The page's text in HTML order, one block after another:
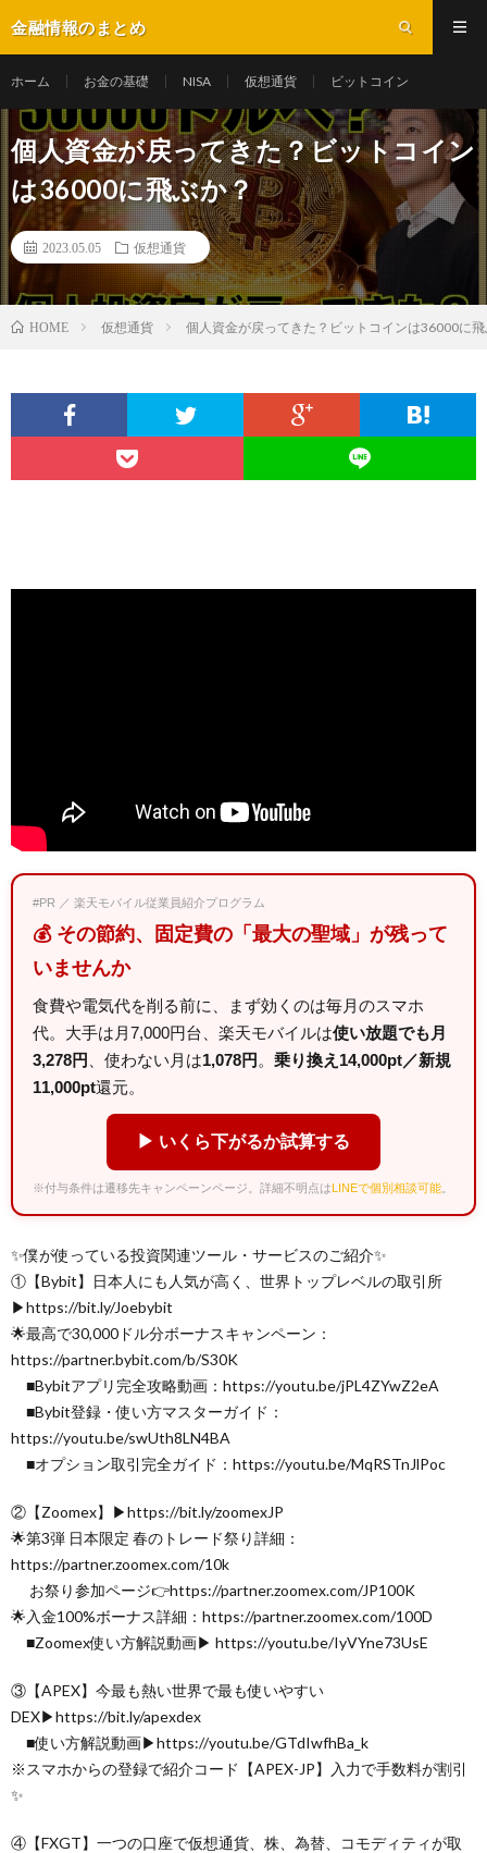
金融情報のまとめ
ホーム お金の基礎 NISA 仮想通貨 ビットコイン
個人資金が戻ってきた？ビットコイン
は36000に飛ぶか？
2023.05.05 仮想通貨
HOME 仮想通貨 個人資金が戻ってきた？ビットコインは36000に
#PR ／ 楽天モバイル従業員紹介プログラム
💰 その節約、固定費の「最大の聖域」が残って
いませんか
食費や電気代を削る前に、まず効くのは毎月のスマホ
代。大手は月7,000円台、楽天モバイルは使い放題でも月
3,278円
、使わない月は1,078円 。 乗り換え14,000pt／新規
11,000pt還元。
▶ いくら下がるか試算する
※付与条件は遷移先キャンペーンページ。詳細不明点はLINEで個別相談可能
✨僕が使っている投資関連ツール・サービスのご紹介✨
①【Bybit】日本人にも人気が高く、世界トップレベルの取引所
▶︎https://bit.ly/Joebybit
🌟最高で30,000ドル分ボーナスキャンペーン：
https://partner.bybit.com/b/S30K
■Bybitアプリ完全攻略動画：https://youtu.be/jPL4ZYwZ2eA
■Bybit登録・使い方マスターガイド：
https://youtu.be/swUth8LN4BA
■オプション取引完全ガイド：https://youtu.be/MqRSTnJlPoc
②【Zoomex】▶︎https://bit.ly/zoomexJP
🌟第3弾 日本限定 春のトレード祭り詳細：
https://partner.zoomex.com/10k
お祭り参加ページ👉https://partner.zoomex.com/JP100K
🌟入金100%ボーナス詳細：https://partner.zoomex.com/100D
■Zoomex使い方解説動画▶︎ https://youtu.be/IyVYne73UsE
③【APEX】今最も熱い世界で最も使いやすい
DEX▶︎https://bit.ly/apexdex
■使い方解説動画▶︎https://youtu.be/GTdIwfhBa_k
※スマホからの登録で紹介コード【APEX-JP】入力で手数料が割引
✨
④【FXGT】一つの口座で仮想通貨、株、為替、コモディティが取